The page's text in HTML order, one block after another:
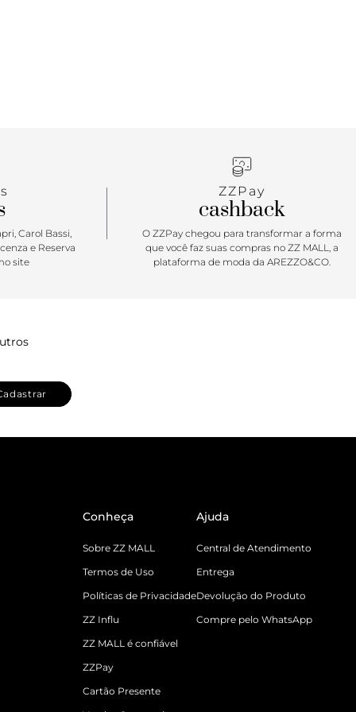
Carol Bassi,
e Reserva
site
ZZPay
cashback
O ZZPay chegou para transformar a forma
que você faz suas compras no ZZ MALL, a
plataforma de moda da AREZZO&CO.
Conheça
Sobre ZZ MALL
Termos de Uso
Políticas de Privacidade
ZZ Influ
ZZ MALL é confiável
ZZPay
Cartão Presente
Ajuda
Central de Atendimento
Entrega
Devolução do Produto
Compre pelo WhatsApp